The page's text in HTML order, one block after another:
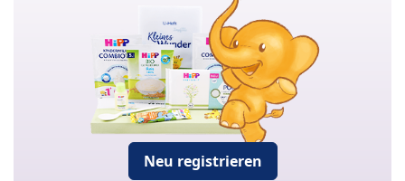
Neu registrieren